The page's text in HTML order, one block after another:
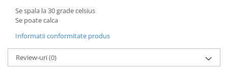
Se spala la 30 grade celsius
Se poate calca
Informatii conformitate produs
Review-uri(0)